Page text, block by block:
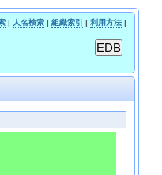
| 人名検索| 組織索引 | 利用方法|